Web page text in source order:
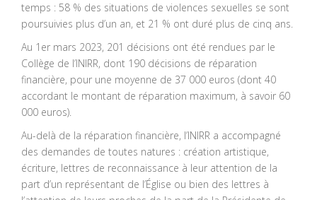
temps : 58 % des situations de violences sexuelles se sont
poursuivies plus d’un an, et 21 % ont duré plus de cinq ans.
Au 1er mars 2023, 201 décisions ont été rendues par le
Collège de l’INIRR, dont 190 décisions de réparation
financière, pour une moyenne de 37 000 euros (dont 40
accordant le montant de réparation maximum, à savoir 60
000 euros).
Au-delà de la réparation financière, l’INIRR a accompagné
des demandes de toutes natures : création artistique,
écriture, lettres de reconnaissance à leur attention de la
part d’un représentant de l’Église ou bien des lettres à